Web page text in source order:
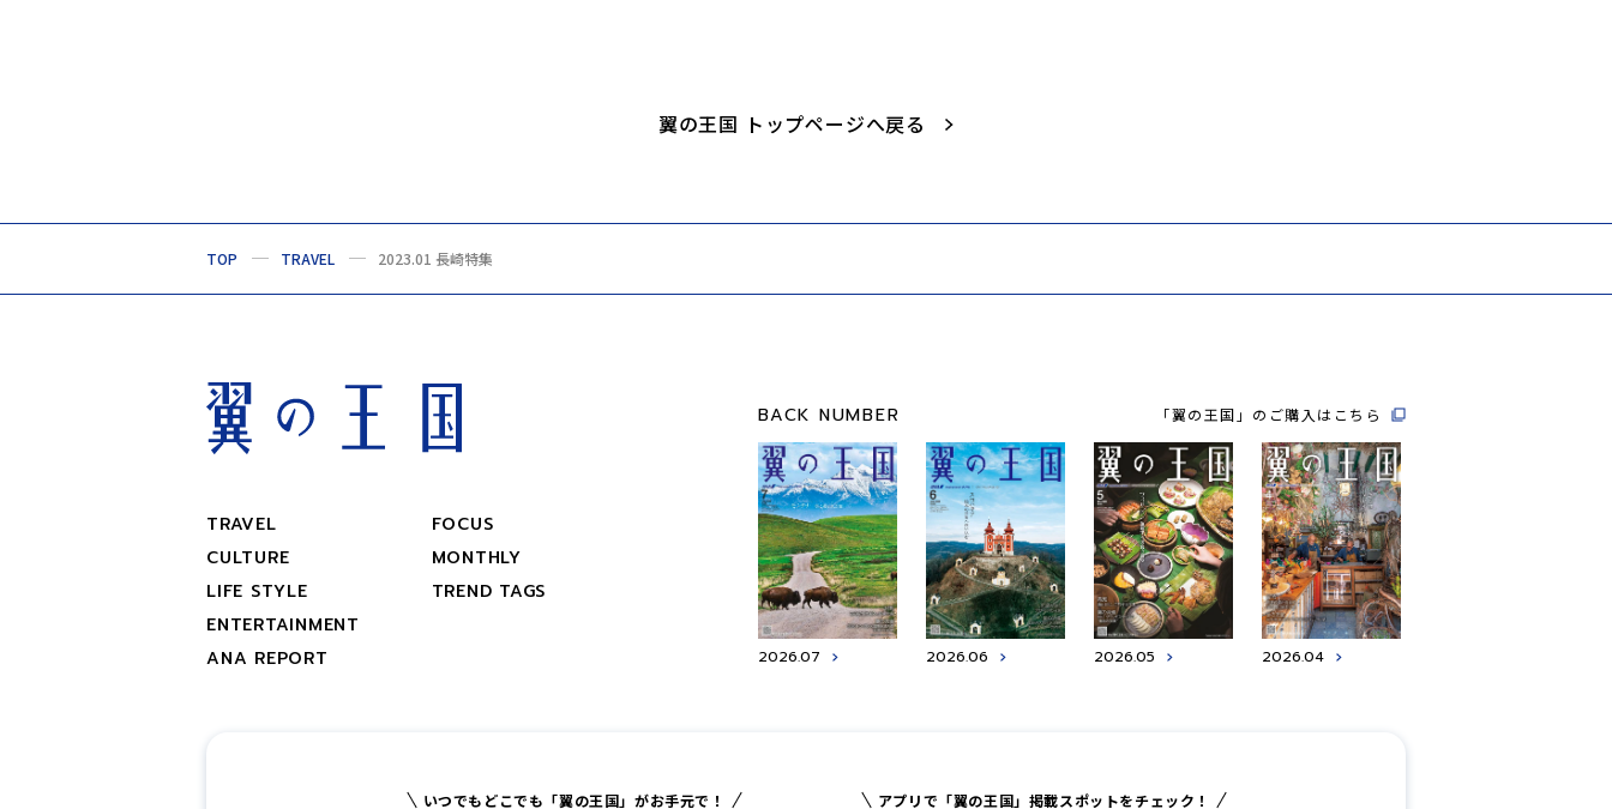
翼の王国 トップページへ戻る
TOP TRAVEL 2023.01 長崎特集
TRAVEL
CULTURE
LIFE STYLE
ENTERTAINMENT
ANA REPORT
FOCUS
MONTHLY
TREND TAGS
BACK NUMBER
2026.07 2026.06 2026.05 2026.04
「翼の王国」のご購入はこちら
いつでもどこでも「翼の王国」がお手元で！ アプリで「翼の王国」掲載スポットをチェック！